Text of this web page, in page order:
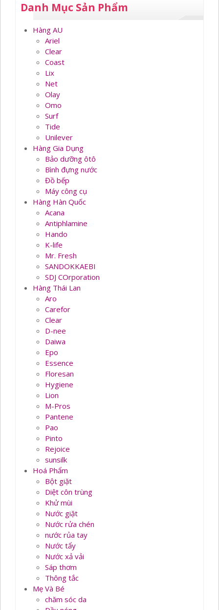
Danh Mục Sản Phẩm
Hàng AU
Ariel
Clear
Coast
Lix
Net
Olay
Omo
Surf
Tide
Unilever
Hàng Gia Dụng
Bảo dưỡng ôtô
Bình đựng nước
Đồ bếp
Máy công cụ
Hàng Hàn Quốc
Acana
Antiphlamine
Hando
K-life
Mr. Fresh
SANDOKKAEBI
SDJ COrporation
Hàng Thái Lan
Aro
Carefor
Clear
D-nee
Daiwa
Epo
Essence
Floresan
Hygiene
Lion
M-Pros
Pantene
Pao
Pinto
Rejoice
sunsilk
Hoá Phẩm
Bột giặt
Diệt côn trùng
Khử mùi
Nước giặt
Nước rửa chén
nước rủa tay
Nước tẩy
Nước xả vải
Sáp thơm
Thông tắc
Mẹ Và Bé
chăm sóc da